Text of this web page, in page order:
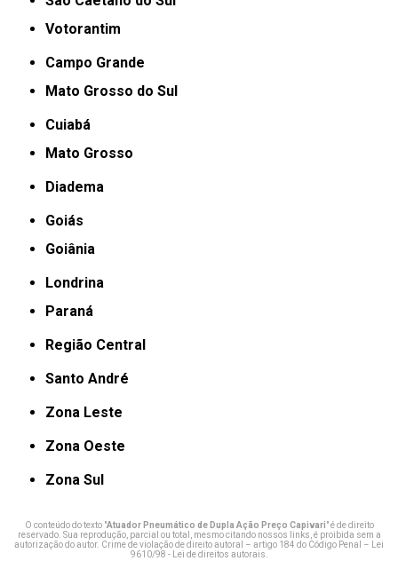
Votorantim
Campo Grande
Mato Grosso do Sul
Cuiabá
Mato Grosso
Diadema
Goiás
Goiânia
Londrina
Paraná
Região Central
Santo André
Zona Leste
Zona Oeste
Zona Sul
O conteúdo do texto "Atuador Pneumático de Dupla Ação Preço Capivari" é de direito
reservado. Sua reprodução, parcial ou total, mesmo citando nossos links, é proibida sem a
autorização do autor. Crime de violação de direito autoral – artigo 184 do Código Penal – Lei
9610/98 - Lei de direitos autorais.